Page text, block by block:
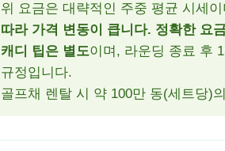
위 요금은 대략적인 주중 평균 시세이
따라 가격 변동이 큽니다. 정확한 요
캐디 팁은 별도이며, 라운딩 종료 후
규정입니다.
골프채 렌탈 시 약 100만 동(세트당)